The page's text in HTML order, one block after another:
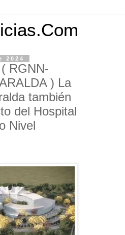
2024
RGNN-
) La
también
del Hospital
Nivel